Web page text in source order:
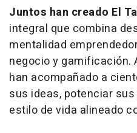
Juntos han creado El
integral que combina
mentalidad
negocio y gamificación.
han acompañado a
sus ideas, potenciar
estilo de vida alineado